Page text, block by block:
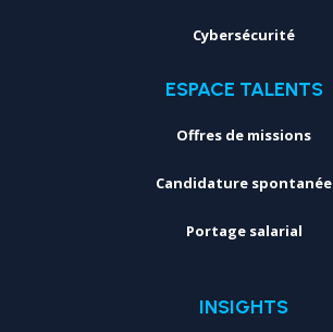
Cybersécurité
ESPACE TALENTS
Offres de missions
Candidature spontanée
Portage salarial
INSIGHTS